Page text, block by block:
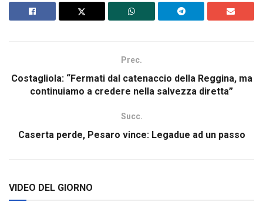
Prec.
Costagliola: “Fermati dal catenaccio della Reggina, ma
continuiamo a credere nella salvezza diretta”
Succ.
Caserta perde, Pesaro vince: Legadue ad un passo
VIDEO DEL GIORNO